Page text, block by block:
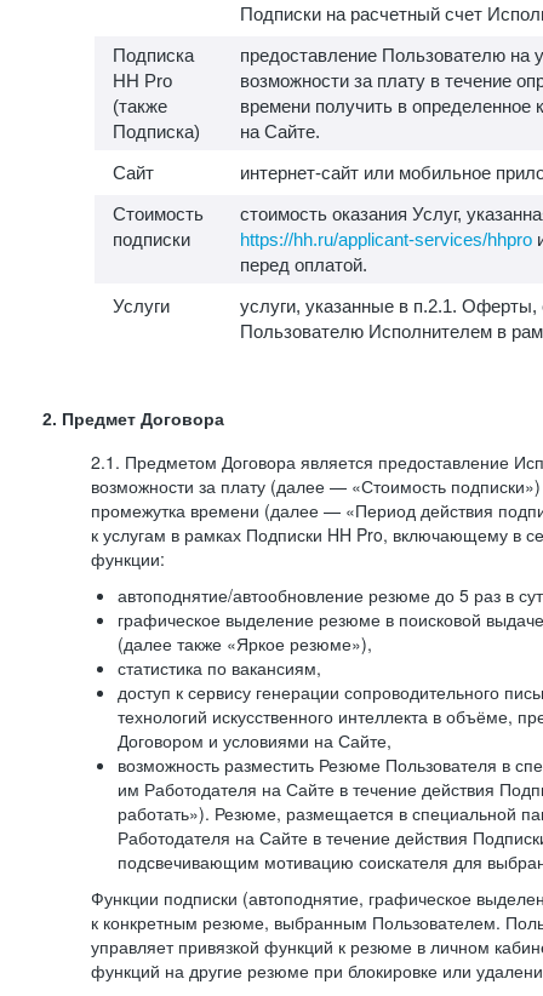
Подписки на расчетный счет
Подписка
HH Pro
(также
Подписка)
предоставление Пользователю на
возможности за плату в течение
времени получить в определенное
на Сайте.
Сайт
интернет-сайт или мобильное
Стоимость
подписки
стоимость оказания Услуг,
https://hh.ru/applicant-services/hhpro
перед оплатой.
Услуги
услуги, указанные в п.2.1.
Пользователю Исполнителем в
2. Предмет Договора
2.1. Предметом Договора является предоставление
возможности за плату (далее — «Стоимость
промежутка времени (далее — «Период действия
к услугам в рамках Подписки HH Pro, включающему в
функции:
автоподнятие/автообновление резюме до 5 раз в
графическое выделение резюме в поисковой
(далее также «Яркое резюме»),
статистика по вакансиям,
доступ к сервису генерации сопроводительного
технологий искусственного интеллекта в объёме,
Договором и условиями на Сайте,
возможность разместить Резюме Пользователя в
им Работодателя на Сайте в течение действия
работать»). Резюме, размещается в специальной
Работодателя на Сайте в течение действия
подсвечивающим мотивацию соискателя для
Функции подписки (автоподнятие, графическое
к конкретным резюме, выбранным Пользователем.
управляет привязкой функций к резюме в личном
функций на другие резюме при блокировке или